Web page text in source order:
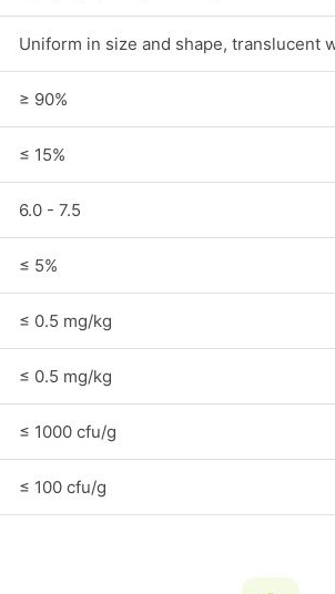
Uniform in size and shape, translucent
≥ 90%
≤ 15%
6.0 - 7.5
≤ 5%
≤ 0.5 mg/kg
≤ 0.5 mg/kg
≤ 1000 cfu/g
≤ 100 cfu/g